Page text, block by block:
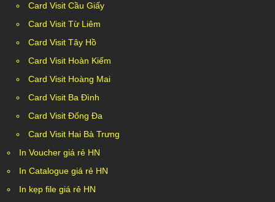
Card Visit Cầu Giấy
Card Visit Từ Liêm
Card Visit Tây Hồ
Card Visit Hoàn Kiếm
Card Visit Hoàng Mai
Card Visit Ba Đình
Card Visit Đống Đa
Card Visit Hai Bà Trưng
In Voucher giá rẻ HN
In Catalogue giá rẻ HN
In kẹp file giá rẻ HN